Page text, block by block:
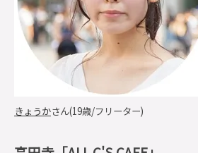
きょうかさん(19歳/フリーター)